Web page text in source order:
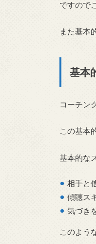
ですので
また基本
基本
コーチン
この基本
基本的な
相手と
傾聴ス
気づき
このよう